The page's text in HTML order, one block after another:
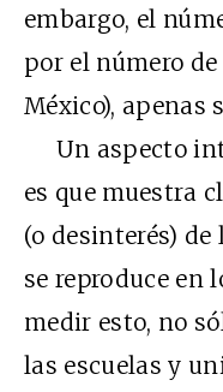
embargo, el
por el número
México), apenas
Un aspecto
es que muestra
(o desinterés)
se reproduce en
medir esto, no
las escuelas y